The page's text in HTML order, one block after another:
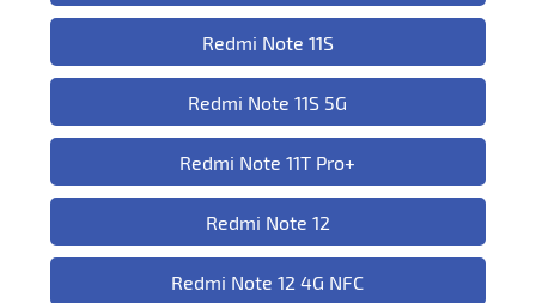
Redmi Note 11S
Redmi Note 11S 5G
Redmi Note 11T Pro+
Redmi Note 12
Redmi Note 12 4G NFC